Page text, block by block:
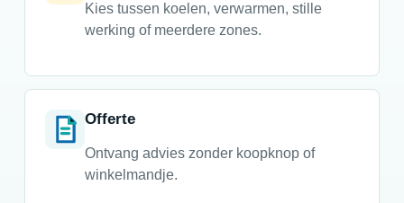
Kies tussen koelen, verwarmen, stille
werking of meerdere zones.
Offerte
Ontvang advies zonder koopknop of
winkelmandje.